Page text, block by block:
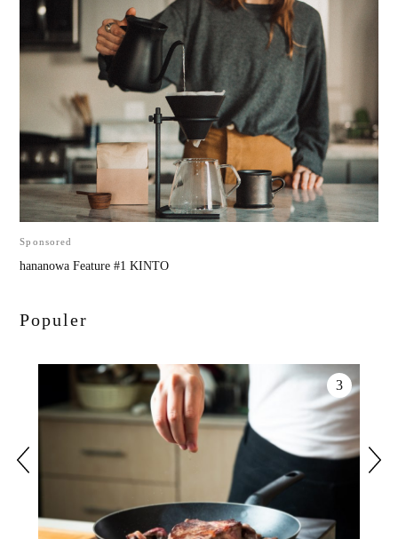
Sponsored
hananowa Feature #1 KINTO
Populer
3